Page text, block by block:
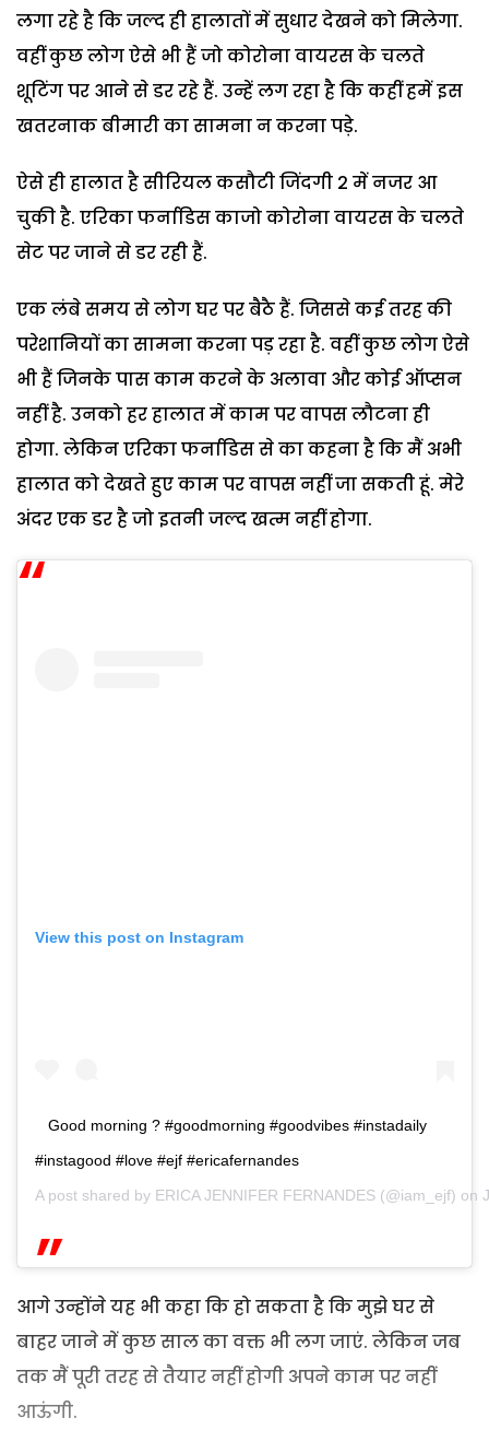
लगा रहे है कि जल्द ही हालातों में सुधार देखने को मिलेगा.
वहीं कुछ लोग ऐसे भी हैं जो कोरोना वायरस के चलते
शूटिंग पर आने से डर रहे हैं. उन्हें लग रहा है कि कहीं हमें इस
खतरनाक बीमारी का सामना न करना पड़े.
ऐसे ही हालात है सीरियल कसौटी जिंदगी 2 में नजर आ
चुकी है. एरिका फर्नाडिस काजो कोरोना वायरस के चलते
सेट पर जाने से डर रही हैं.
एक लंबे समय से लोग घर पर बैठै हैं. जिससे कई तरह की
परेशानियों का सामना करना पड़ रहा है. वहीं कुछ लोग ऐसे
भी हैं जिनके पास काम करने के अलावा और कोई ऑप्सन
नहीं है. उनको हर हालात में काम पर वापस लौटना ही
होगा. लेकिन एरिका फर्नाडिस से का कहना है कि मैं अभी
हालात को देखते हुए काम पर वापस नहीं जा सकती हूं. मेरे
अंदर एक डर है जो इतनी जल्द खत्म नहीं होगा.
View this post on Instagram
Good morning ? #goodmorning #goodvibes #instadaily
#instagood #love #ejf #ericafernandes
A post shared by ERICA JENNIFER FERNANDES (@iam_ejf) on
आगे उन्होंने यह भी कहा कि हो सकता है कि मुझे घर से
बाहर जाने में कुछ साल का वक्त भी लग जाएं. लेकिन जब
तक मैं पूरी तरह से तैयार नहीं होगी अपने काम पर नहीं
आऊंगी.